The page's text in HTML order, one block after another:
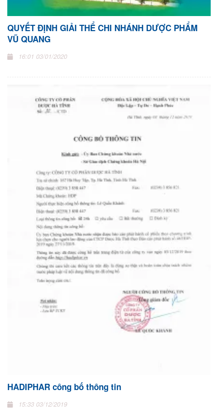
QUYẾT ĐỊNH GIẢI THỂ CHI NHÁNH DƯỢC PHẨM
VŨ QUANG
16:01 03/01/2020
HADIPHAR công bố thông tin
15:33 03/12/2019